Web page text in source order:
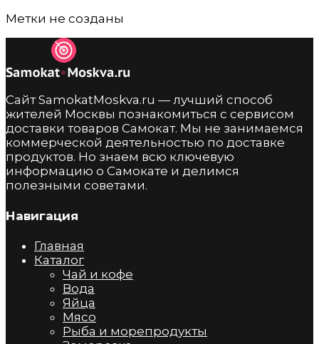
Метки не созданы
Сайт SamokatMoskva.ru — лучший способ
жителей Москвы познакомиться с сервисом
доставки товаров Самокат. Мы не занимаемся
коммерческой деятельностью по доставке
продуктов. Но знаем всю ключевую
информацию о Самокате и делимся
полезными советами.
Навигация
Главная
Каталог
Чай и кофе
Вода
Яйца
Мясо
Рыба и морепродукты